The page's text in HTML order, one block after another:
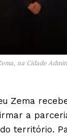
na Cidade
Zema
a
território.